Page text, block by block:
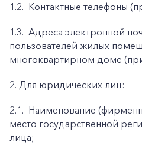
1.2. Контактные телефоны
1.3. Адреса электронной
пользователей жилых
многоквартирном доме
2. Для юридических лиц:
2.1. Наименование
место государственной
лица;